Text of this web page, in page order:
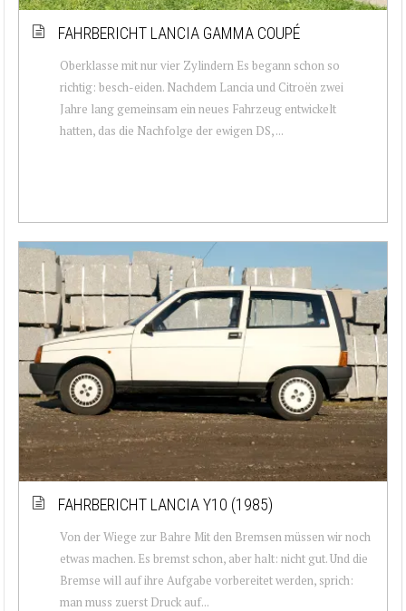
FAHRBERICHT LANCIA GAMMA COUPÉ
Oberklasse mit nur vier Zylindern Es begann schon so
richtig: besch-eiden. Nachdem Lancia und Citroën zwei
Jahre lang gemeinsam ein neues Fahrzeug entwickelt
hatten, das die Nachfolge der ewigen DS, ...
FAHRBERICHT LANCIA Y10 (1985)
Von der Wiege zur Bahre Mit den Bremsen müssen wir noch
etwas machen. Es bremst schon, aber halt: nicht gut. Und die
Bremse will auf ihre Aufgabe vorbereitet werden, sprich:
man muss zuerst Druck auf...